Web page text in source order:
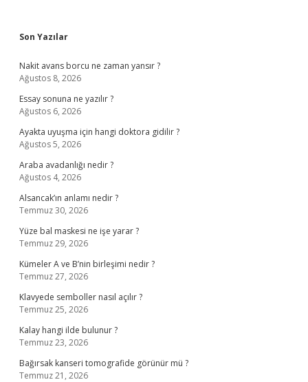
Sidebar
Son Yazılar
Nakit avans borcu ne zaman yansır ?
Ağustos 8, 2026
Essay sonuna ne yazılır ?
Ağustos 6, 2026
Ayakta uyuşma için hangi doktora gidilir ?
Ağustos 5, 2026
Araba avadanlığı nedir ?
Ağustos 4, 2026
Alsancak’ın anlamı nedir ?
Temmuz 30, 2026
Yüze bal maskesi ne işe yarar ?
Temmuz 29, 2026
Kümeler A ve B’nin birleşimi nedir ?
Temmuz 27, 2026
Klavyede semboller nasıl açılır ?
Temmuz 25, 2026
Kalay hangi ilde bulunur ?
Temmuz 23, 2026
Bağırsak kanseri tomografide görünür mü ?
Temmuz 21, 2026